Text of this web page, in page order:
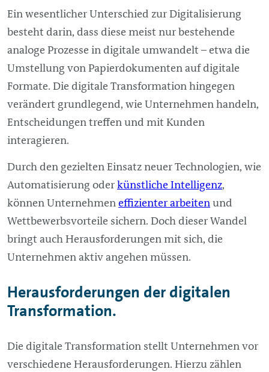
Ein wesentlicher Unterschied zur Digitalisierung
besteht darin, dass diese meist nur bestehende
analoge Prozesse in digitale umwandelt – etwa die
Umstellung von Papierdokumenten auf digitale
Formate. Die digitale Transformation hingegen
verändert grundlegend, wie Unternehmen handeln,
Entscheidungen treffen und mit Kunden
interagieren.
Durch den gezielten Einsatz neuer Technologien, wie
Automatisierung oderkünstliche Intelligenz,
können Unternehmeneffizienter arbeitenund
Wettbewerbsvorteile sichern. Doch dieser Wandel
bringt auch Herausforderungen mit sich, die
Unternehmen aktiv angehen müssen.
Herausforderungen der digitalen
Transformation.
Die digitale Transformation stellt Unternehmen vor
verschiedene Herausforderungen. Hierzu zählen